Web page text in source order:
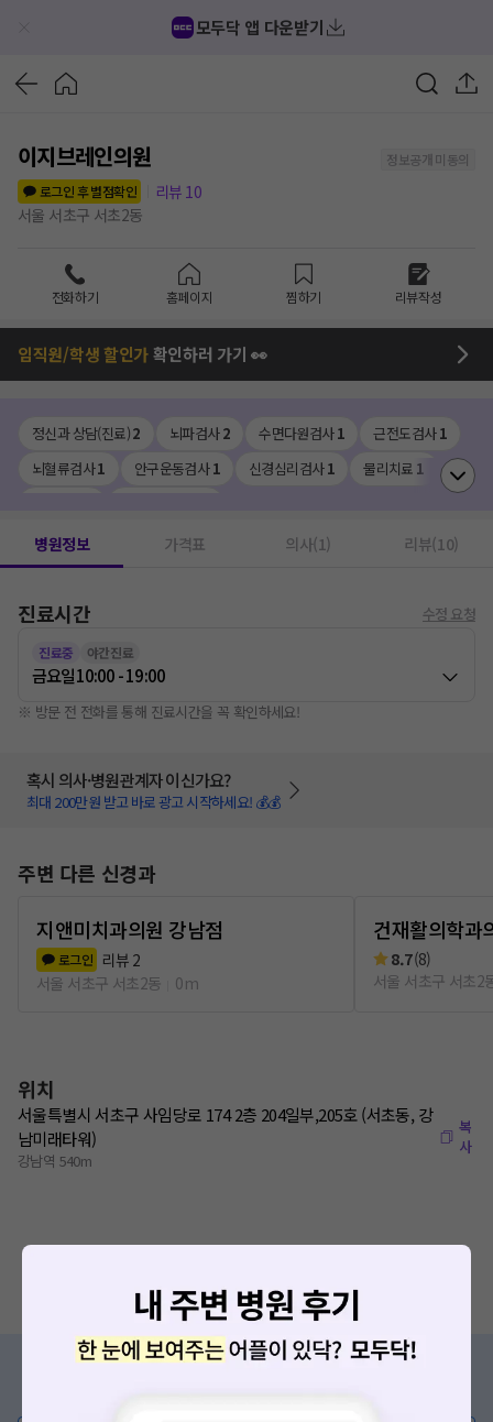
모두닥 앱 다운받기
이지브레인의원
정보공개 미동의
로그인 후 별점확인
리뷰 10
서울 서초구 서초2동
전화하기 홈페이지 찜하기 리뷰작성
임직원/학생 할인가확인하러 가기 👀
정신과 상담(진료)2 뇌파검사2 수면다원검사1 근전도검사1
뇌혈류검사1 안구운동검사1 신경심리검사1 물리치료 1
병원정보 가격표 의사(1) 리뷰(10)
진료시간 수정 요청
진료중 야간진료
금요일10:00 - 19:00
※ 방문 전 전화를 통해 진료시간을 꼭 확인하세요!
혹시 의사·병원관계자 이신가요?
최대 200만원 받고 바로 광고 시작하세요! 💰💰
주변 다른 신경과
지앤미치과의원 강남점
로그인 리뷰 2
서울 서초구 서초2동
0m
건재활의학과
8.7(8)
서울 서초구 서초2
위치
서울특별시 서초구 사임당로 174 2층 204일부,205호 (서초동, 강
남미래타워)
강남역 540m
복
사